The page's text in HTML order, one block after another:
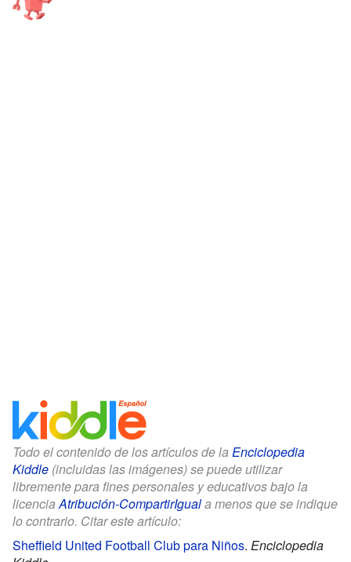
Todo el contenido de los artículos de la Enciclopedia
Kiddle (incluidas las imágenes) se puede utilizar
libremente para fines personales y educativos bajo la
licenciaAtribución-CompartirIguala menos que se indique
lo contrario. Citar este artículo:
Sheffield United Football Club para Niños. Enciclopedia